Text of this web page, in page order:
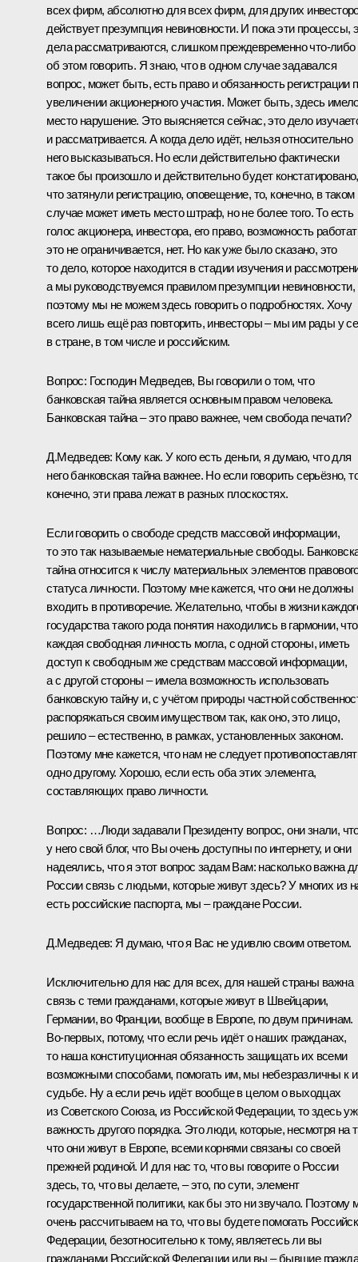
всех фирм, абсолютно для всех фирм, для других
действует презумпция невиновности. И пока эти процессы,
дела рассматриваются, слишком преждевременно что‑либо
об этом говорить. Я знаю, что в одном случае задавался
вопрос, может быть, есть право и обязанность регистрации
увеличении акционерного участия. Может быть, здесь
место нарушение. Это выясняется сейчас, это дело
и рассматривается. А когда дело идёт, нельзя относительно
него высказываться. Но если действительно фактически
такое бы произошло и действительно будет констатировано,
что затянули регистрацию, оповещение, то, конечно, в таком
случае может иметь место штраф, но не более того. То есть
голос акционера, инвестора, его право, возможность
это не ограничивается, нет. Но как уже было сказано, это
то дело, которое находится в стадии изучения и
а мы руководствуемся правилом презумпции невиновности,
поэтому мы не можем здесь говорить о подробностях. Хочу
всего лишь ещё раз повторить, инвесторы – мы им рады у
в стране, в том числе и российским.
Вопрос: Господин Медведев, Вы говорили о том, что
банковская тайна является основным правом человека.
Банковская тайна – это право важнее, чем свобода печати?
Д.Медведев: Кому как. У кого есть деньги, я думаю, что для
него банковская тайна важнее. Но если говорить серьёзно,
конечно, эти права лежат в разных плоскостях.
Если говорить о свободе средств массовой информации,
то это так называемые нематериальные свободы.
тайна относится к числу материальных элементов
статуса личности. Поэтому мне кажется, что они не должны
входить в противоречие. Желательно, чтобы в жизни
государства такого рода понятия находились в гармонии,
каждая свободная личность могла, с одной стороны, иметь
доступ к свободным же средствам массовой информации,
а с другой стороны – имела возможность использовать
банковскую тайну и, с учётом природы частной
распоряжаться своим имуществом так, как оно, это лицо,
решило – естественно, в рамках, установленных законом.
Поэтому мне кажется, что нам не следует
одно другому. Хорошо, если есть оба этих элемента,
составляющих право личности.
Вопрос: …Люди задавали Президенту вопрос, они знали,
у него свой блог, что Вы очень доступны по интернету, и они
надеялись, что я этот вопрос задам Вам: насколько важна
России связь с людьми, которые живут здесь? У многих из
есть российские паспорта, мы – граждане России.
Д.Медведев: Я думаю, что я Вас не удивлю своим ответом.
Исключительно для нас для всех, для нашей страны важна
связь с теми гражданами, которые живут в Швейцарии,
Германии, во Франции, вообще в Европе, по двум причинам.
Во‑первых, потому, что если речь идёт о наших гражданах,
то наша конституционная обязанность защищать их всеми
возможными способами, помогать им, мы небезразличны к
судьбе. Ну а если речь идёт вообще в целом о выходцах
из Советского Союза, из Российской Федерации, то здесь
важность другого порядка. Это люди, которые, несмотря на
что они живут в Европе, всеми корнями связаны со своей
прежней родиной. И для нас то, что вы говорите о России
здесь, то, что вы делаете, – это, по сути, элемент
государственной политики, как бы это ни звучало. Поэтому
очень рассчитываем на то, что вы будете помогать
Федерации, безотносительно к тому, являетесь ли вы
гражданами Российской Федерации или вы – бывшие